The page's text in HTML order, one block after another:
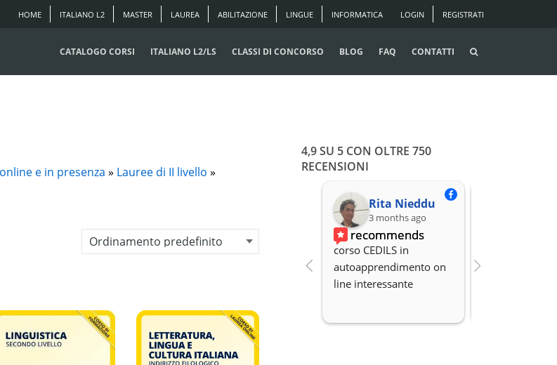
LOGIN REGISTRATI
HOME ITALIANO L2 MASTER LAUREA ABILITAZIONE LINGUE INFORMATICA
CATALOGO CORSI ITALIANO L2/LS CLASSI DI CONCORSO BLOG FAQ CONTATTI
e in presenza » Lauree di II livello »
4,9 SU 5 CON OLTRE 750
RECENSIONI
Rita Nieddu
3 months ago
recommends
corso CEDILS in
autoapprendimento on
line interessante